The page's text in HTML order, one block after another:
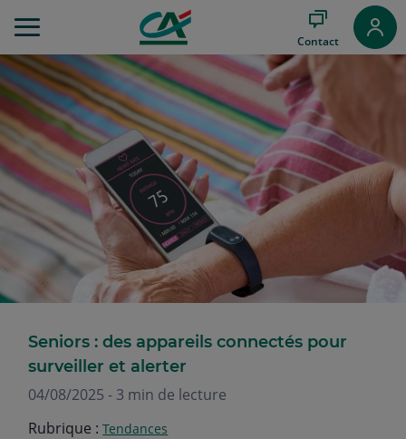
au
Aller au
Contenu
Aller
au
Pied
de
page
Contact
Seniors : des appareils connectés pour
surveiller et alerter
04/08/2025 - 3 min de lecture
Rubrique :Tendances